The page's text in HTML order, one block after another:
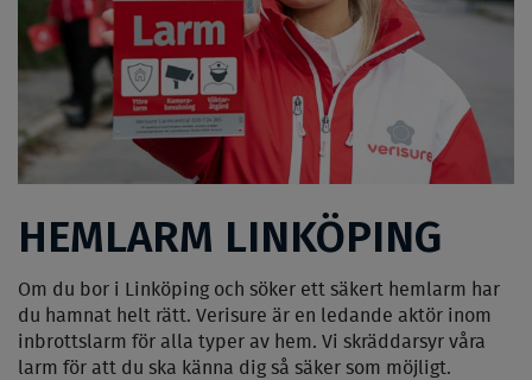
HEMLARM LINKÖPING
Om du bor i Linköping och söker ett säkert hemlarm har
du hamnat helt rätt. Verisure är en ledande aktör inom
inbrottslarm för alla typer av hem. Vi skräddarsyr våra
larm för att du ska känna dig så säker som möjligt.